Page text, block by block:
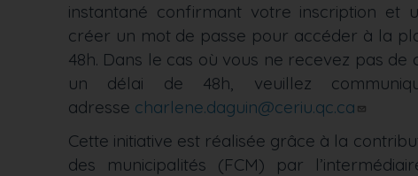
instantané confirmant votre inscription et
créer un mot de passe pour accéder à la
48h. Dans le cas où vous ne recevez pas
un délai de 48h, veuillez
adresse charlene.daguin@ceriu.qc.ca
Cette initiative est réalisée grâce à la
des municipalités (FCM) par